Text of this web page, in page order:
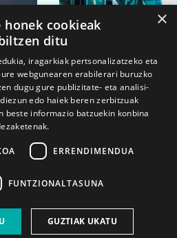
2026ko mar. 1a
×
honek cookieak
ditu
iragarkiak pertsonalizatzeko eta
webgunearen erabilerari buruzko
dugu gure publizitate- eta analisi-
edo haiek beren zerbitzuak
beste informazio batzuekin konbina
ERRENDIMENDUA
FUNTZIONALTASUNA
GUZTIAK UKATU